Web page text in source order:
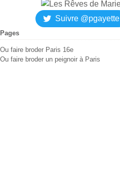
Suivre @pgayette
Pages
Ou faire broder Paris 16e
Ou faire broder un peignoir à Paris